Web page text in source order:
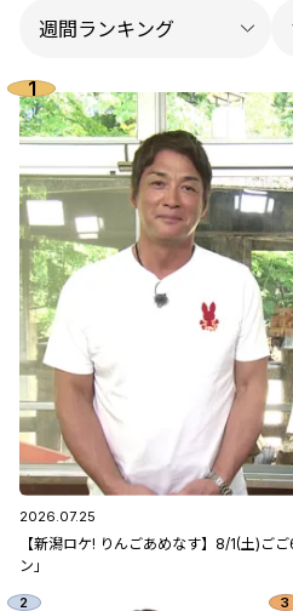
2026.07.25
【新潟ロケ! りんごあめなす】8/1(土)ご
ン」